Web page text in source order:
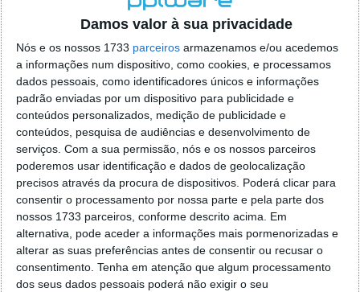
Damos valor à sua privacidade
Nós e os nossos 1733 parceiros armazenamos e/ou acedemos
a informações num dispositivo, como cookies, e processamos
dados pessoais, como identificadores únicos e informações
padrão enviadas por um dispositivo para publicidade e
conteúdos personalizados, medição de publicidade e
conteúdos, pesquisa de audiências e desenvolvimento de
serviços. Com a sua permissão, nós e os nossos parceiros
poderemos usar identificação e dados de geolocalização
precisos através da procura de dispositivos. Poderá clicar para
consentir o processamento por nossa parte e pela parte dos
nossos 1733 parceiros, conforme descrito acima. Em
alternativa, pode aceder a informações mais pormenorizadas e
alterar as suas preferências antes de consentir ou recusar o
consentimento. Tenha em atenção que algum processamento
dos seus dados pessoais poderá não exigir o seu
Bruno Borges, CEO da iServices destaca que a
expansão para os próximos meses e anos será
gradual...à velocidade que cada país nos permitir”. A
iServices tem a ambição de chegar a mais países na
Europa através das suas lojas, como a Bélgica,
Holanda, Luxemburgo, Itália ou Reino Unido, assim
como expandir-se com mais lojas em Espanha e até
2025 chegar ao Médio Oriente e Ásia.
O crescimento da iServices demonstra a rapidez da
expansão da marca no mercado. Esta é a primeira vez
que a iServices inaugura 5 lojas num só mês,
contando agora com um total de 50 lojas espalhadas
em três países. A iServices realiza mais de 35 mil
reparações por mês.